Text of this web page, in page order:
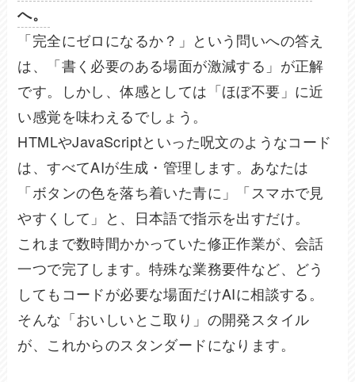
へ。
「完全にゼロになるか？」という問いへの答え
は、「書く必要のある場面が激減する」が正解
です。しかし、体感としては「ほぼ不要」に近
い感覚を味わえるでしょう。
HTMLやJavaScriptといった呪文のようなコード
は、すべてAIが生成・管理します。あなたは
「ボタンの色を落ち着いた青に」「スマホで見
やすくして」と、日本語で指示を出すだけ。
これまで数時間かかっていた修正作業が、会話
一つで完了します。特殊な業務要件など、どう
してもコードが必要な場面だけAIに相談する。
そんな「おいしいとこ取り」の開発スタイル
が、これからのスタンダードになります。